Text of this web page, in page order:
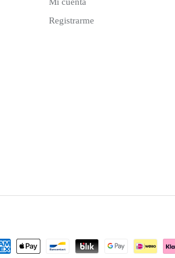
Registrarme